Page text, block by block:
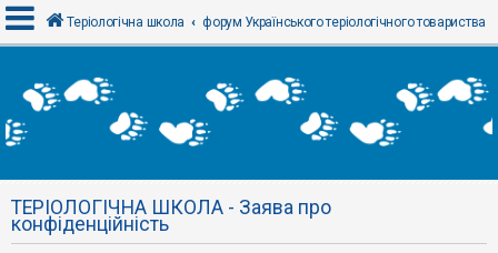
х
і
Р
е
Теріологічна школа форум Українського теріологічного товариства
ТЕРІОЛОГІЧНА ШКОЛА - Заява про
конфіденційність